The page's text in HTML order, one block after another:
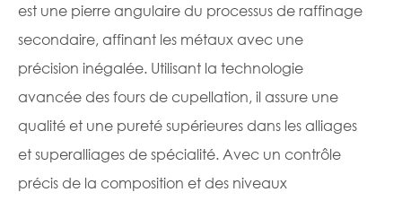
est une pierre angulaire du processus de raffinage
secondaire, affinant les métaux avec une
précision inégalée. Utilisant la technologie
avancée des fours de cupellation, il assure une
qualité et une pureté supérieures dans les alliages
et superalliages de spécialité. Avec un contrôle
précis de la composition et des niveaux